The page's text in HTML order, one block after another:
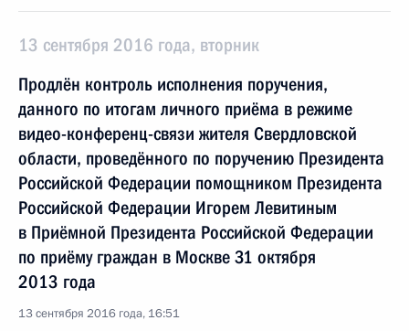
13 сентября 2016 года, вторник
Продлён контроль исполнения поручения,
данного по итогам личного приёма в режиме
видео-конференц-связи жителя Свердловской
области, проведённого по поручению Президента
Российской Федерации помощником Президента
Российской Федерации Игорем Левитиным
в Приёмной Президента Российской Федерации
по приёму граждан в Москве 31 октября
2013 года
13 сентября 2016 года, 16:51